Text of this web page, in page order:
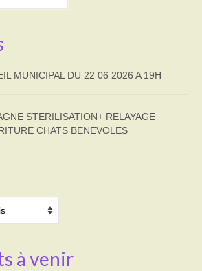
MUNICIPAL DU 22 06 2026 A 19H
STERILISATION+ RELAYAGE
CHATS BENEVOLES
à venir